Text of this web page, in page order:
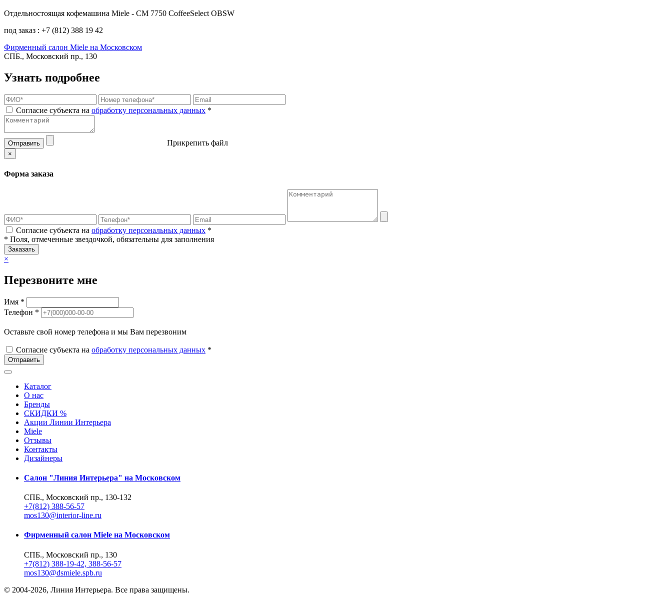
Отдельностоящая кофемашина Miele - CM 7750 CoffeeSelect OBSW
под заказ : +7 (812) 388 19 42
Фирменный салон Miele на Московском
СПБ., Московский пр., 130
Узнать подробнее
Согласие субъекта на обработку персональных данных *
Отправить Прикрепить файл
×
Форма заказа
Согласие субъекта на обработку персональных данных *
* Поля, отмеченные звездочкой, обязательны для заполнения
Заказать
×
Перезвоните мне
Имя *
Телефон *
Оставьте свой номер телефона и мы Вам перезвоним
Согласие субъекта на обработку персональных данных *
Отправить
Каталог
О нас
Бренды
СКИДКИ %
Акции Линии Интерьера
Miele
Отзывы
Контакты
Дизайнеры
Салон "Линия Интерьера" на Московском
СПБ., Московский пр., 130-132
+7(812) 388-56-57
mos130@interior-line.ru
Фирменный салон Miele на Московском
СПБ., Московский пр., 130
+7(812) 388-19-42, 388-56-57
mos130@dsmiele.spb.ru
© 2004-2026, Линия Интерьера. Все права защищены.